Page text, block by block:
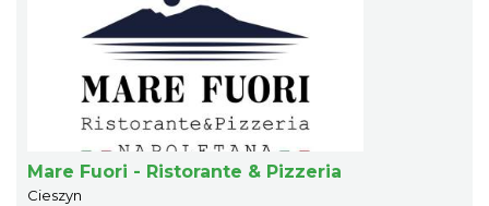
Mare Fuori - Ristorante & Pizzeria
Cieszyn